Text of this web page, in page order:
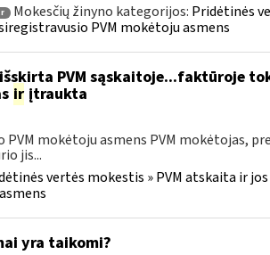
Mokesčių žinyno kategorijos: Pridėtinės
PVM mokėtoju asmens
PVM sąskaitoje...faktūroje
irįtraukta
mokėtoju asmens PVM mokėtojas,
jis...
vertės mokestis » PVM atskaita ir jos
yra taikomi?